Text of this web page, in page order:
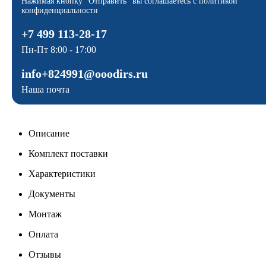
конфиденциальности
+7 499 113-28-17
Пн-Пт 8:00 - 17:00
info+824991@ooodirs.ru
Наша почта
Описание
Комплект поставки
Характеристики
Документы
Монтаж
Оплата
Отзывы